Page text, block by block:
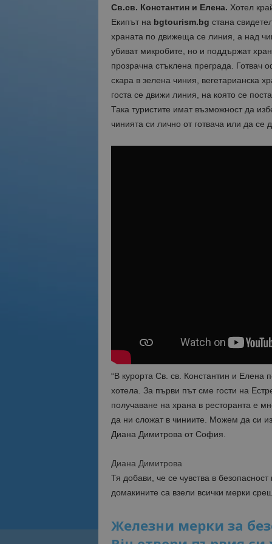
Св.св. Константин и Елена. Хотел
Екипът на bgtourism.bg стана
храната по движеща се линия, а над
убиват микробите, но и поддържат
прозрачна стъклена преграда.
скара в зелена чиния, вегетарианска
госта се движи линия, на която се
Така туристите имат възможност да
чинията си лично от готвача или да се
“В курорта Св. св. Константин и
хотела. За първи път сме гости на
получаване на храна в ресторанта е
да ни сложат в чиниите. Можем да си
Диана Димитрова от София.
Диана Димитрова
Тя добави, че се чувства в
домакините са взели всички мерки
Железни мерки за